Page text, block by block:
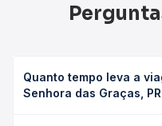
Quanto tempo leva a
Senhora das Graças,